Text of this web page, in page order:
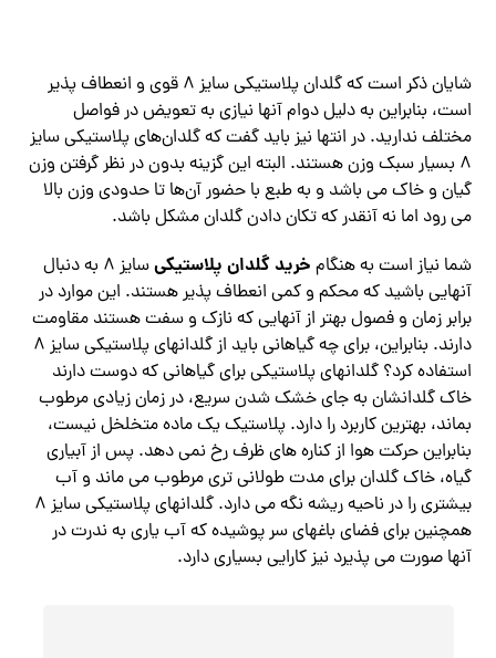
شایان ذکر است که گلدان پلاستیکی سایز 8 قوی و انعطاف پذیر
است، بنابراین به دلیل دوام آنها نیازی به تعویض در فواصل
مختلف ندارید. در انتها نیز باید گفت که گلدان‌های پلاستیکی سایز
8 بسیار سبک وزن هستند. البته این گزینه بدون در نظر گرفتن وزن
گیان و خاک می باشد و به طبع با حضور آن‌ها تا حدودی وزن بالا
می رود اما نه آنقدر که تکان دادن گلدان مشکل باشد.
شما نیاز است به هنگام خرید گلدان پلاستیکی
سایز 8 به دنبال
آنهایی باشید که محکم و کمی انعطاف پذیر هستند. این موارد در
برابر زمان و فصول بهتر از آنهایی که نازک و سفت هستند مقاومت
دارند. بنابراین، برای چه گیاهانی باید از گلدانهای پلاستیکی سایز 8
استفاده کرد؟ گلدانهای پلاستیکی برای گیاهانی که دوست دارند
خاک گلدانشان به جای خشک شدن سریع، در زمان زیادی مرطوب
بماند، بهترین کاربرد را دارد. پلاستیک یک ماده متخلخل نیست،
بنابراین حرکت هوا از کناره های ظرف رخ نمی دهد. پس از آبیاری
گیاه، خاک گلدان برای مدت طولانی تری مرطوب می ماند و آب
بیشتری را در ناحیه ریشه نگه می دارد. گلدانهای پلاستیکی سایز 8
همچنین برای فضای باغهای سر پوشیده که آب یاری به ندرت در
آنها صورت می‌ پذیرد نیز کارایی بسیاری دارد.